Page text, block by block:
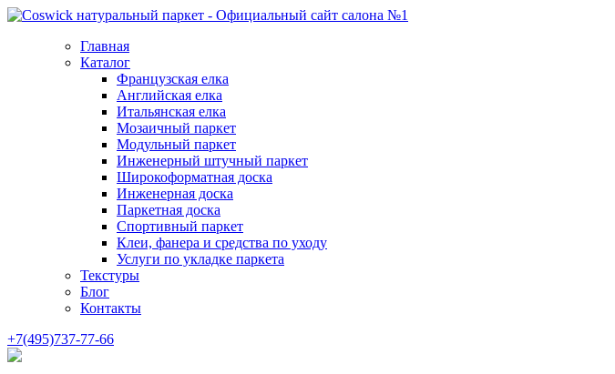
Главная
Каталог
Французская елка
Английская елка
Итальянская елка
Мозаичный паркет
Модульный паркет
Инженерный штучный паркет
Широкоформатная доска
Инженерная доска
Паркетная доска
Спортивный паркет
Клеи, фанера и средства по уходу
Услуги по укладке паркета
Текстуры
Блог
Контакты
+7(495)737-77-66